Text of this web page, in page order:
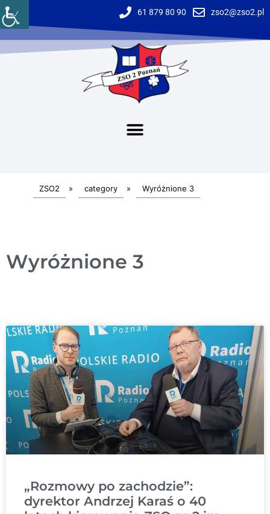
61 879 80 90 zso2@zso2.pl
ZSO2 » category » Wyróżnione 3
Wyróżnione 3
„Rozmowy po zachodzie”:
dyrektor Andrzej Karaś o 40